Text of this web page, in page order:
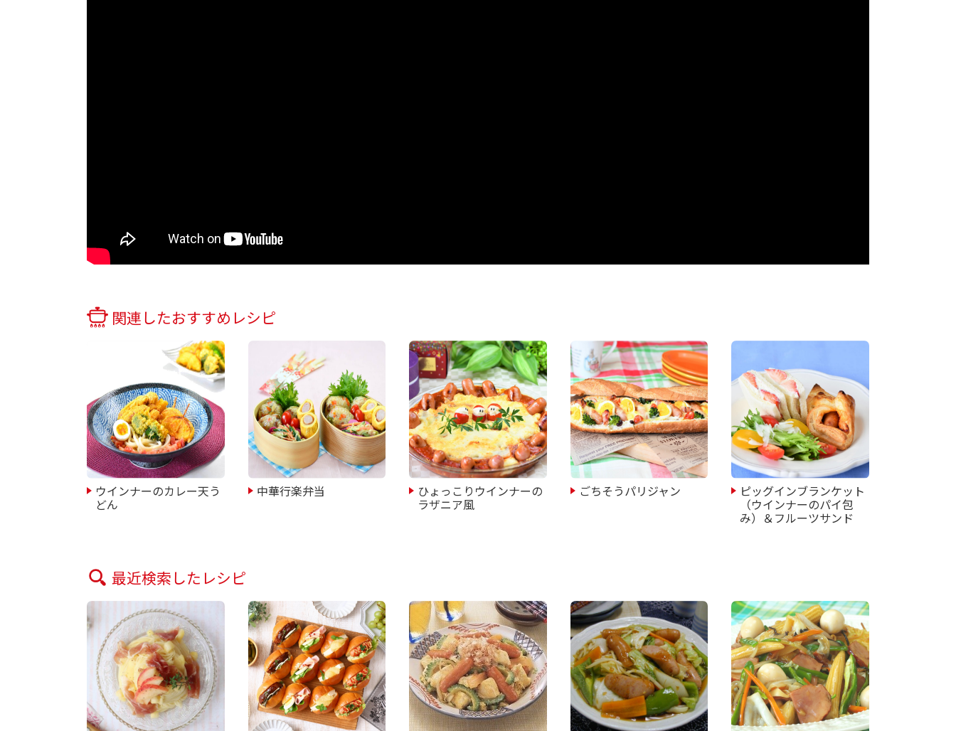
関連したおすすめレシピ
ウインナーのカレー天う
どん
中華行楽弁当 ひょっこりウインナーの
ラザニア風
ごちそうパリジャン ピッグインブランケット
（ウインナーのパイ包
み）＆フルーツサンド
最近検索したレシピ